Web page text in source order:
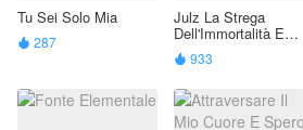
Tu Sei Solo Mia
 287
Julz La Strega
Dell'Immortalità E
Dell'Eterna
Giovinezza
 933